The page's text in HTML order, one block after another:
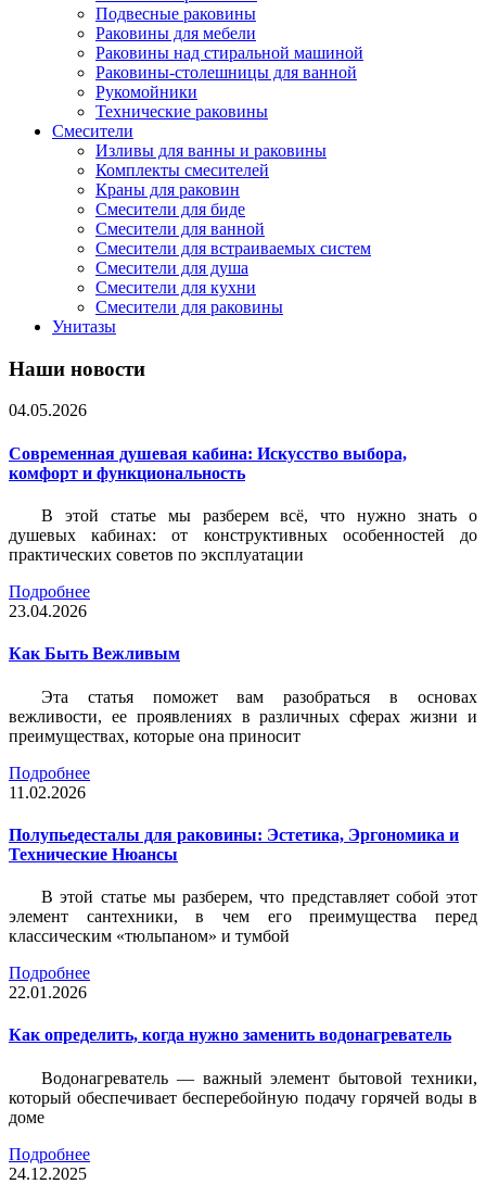
Подвесные раковины
Раковины для мебели
Раковины над стиральной машиной
Раковины-столешницы для ванной
Рукомойники
Технические раковины
Смесители
Изливы для ванны и раковины
Комплекты смесителей
Краны для раковин
Смесители для биде
Смесители для ванной
Смесители для встраиваемых систем
Смесители для душа
Смесители для кухни
Смесители для раковины
Унитазы
Наши новости
04.05.2026
Современная душевая кабина: Искусство выбора,
комфорт и функциональность
В этой статье мы разберем всё, что нужно знать о
душевых кабинах: от конструктивных особенностей до
практических советов по эксплуатации
Подробнее
23.04.2026
Как Быть Вежливым
Эта статья поможет вам разобраться в основах
вежливости, ее проявлениях в различных сферах жизни и
преимуществах, которые она приносит
Подробнее
11.02.2026
Полупьедесталы для раковины: Эстетика, Эргономика и
Технические Нюансы
В этой статье мы разберем, что представляет собой этот
элемент сантехники, в чем его преимущества перед
классическим «тюльпаном» и тумбой
Подробнее
22.01.2026
Как определить, когда нужно заменить водонагреватель
Водонагреватель — важный элемент бытовой техники,
который обеспечивает бесперебойную подачу горячей воды в
доме
Подробнее
24.12.2025